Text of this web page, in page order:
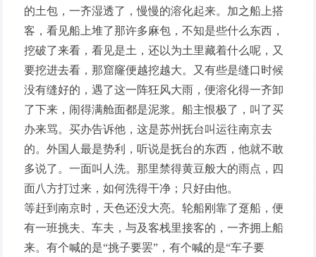
的土包，一齐湿透了，慢慢的溶化起来。加之船上搭
客，看见船上堆了那许多麻包，不知是些什么东西，
挖破了来看，看见是土，还以为土里藏着什么呢，又
要挖进去看，那窟窿便越挖越大。又有些是缝口时候
没有缝好的，遇了这一阵狂风大雨，便溶化得一齐卸
了下来，闹得满舱面都是泥浆。船主恨极了，叫了买
办来骂。买办告诉他，这是苏州抚台叫运往南京去
的。外国人最是势利，听说是抚台的东西，他就不敢
多说了。一面叫人洗。那里禁得黄豆般大的雨点，四
面八方打过来，如何洗得干净；只好由他。
等赶到南京时，天色还没大亮。轮船刚靠了趸船，便
有一班挑夫、车夫，与及客栈里接客的，一齐拥上船
来。有个喊的是“挑子要罢”，有个喊的是“车子要